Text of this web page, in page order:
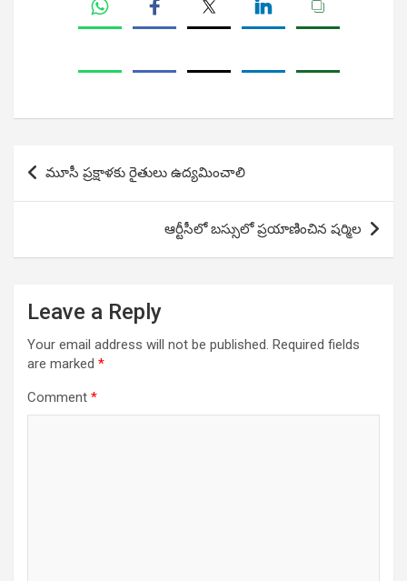
Post
navigation
మూసీ ప్రక్షాళకు రైతులు ఉద్యమించాలి
ఆర్టీసీలో బస్సులో ప్రయాణించిన షర్మిల
Leave a Reply
Your email address will not be published. Required fields
are marked *
Comment *